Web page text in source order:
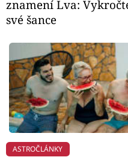
znamení Lva:
své šance
ASTROČLÁNKY